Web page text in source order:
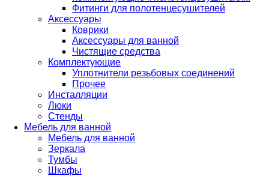
Фитинги для полотенцесушителей
Аксессуары
Коврики
Аксессуары для ванной
Чистящие средства
Комплектующие
Уплотнители резьбовых соединений
Прочее
Инсталляции
Люки
Стенды
Мебель для ванной
Мебель для ванной
Зеркала
Тумбы
Шкафы